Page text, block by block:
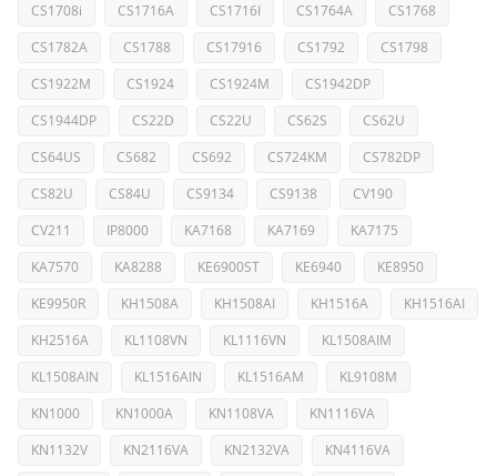
CS1708i
CS1716A CS1716I CS1764A
CS1768
CS1782A
CS1788 CS17916 CS1792
CS1798
CS1922M
CS1924 CS1924M
CS1942DP
CS1944DP
CS22D CS22U CS62S
CS62U
CS64US
CS682 CS692 CS724KM
CS782DP
CS82U
CS84U CS9134 CS9138
CV190
CV211
IP8000 KA7168 KA7169
KA7175
KA7570
KA8288 KE6900ST KE6940
KE8950
KE9950R
KH1508A KH1508AI KH1516A
KH1516AI
KH2516A
KL1108VN KL1116VN
KL1508AIM
KL1508AIN
KL1516AIN KL1516AM
KL9108M
KN1000
KN1000A KN1108VA
KN1116VA
KN1132V
KN2116VA KN2132VA
KN4116VA